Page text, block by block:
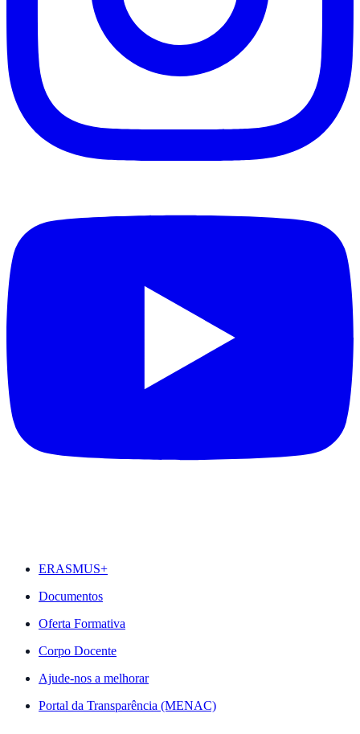
ERASMUS+
Documentos
Oferta Formativa
Corpo Docente
Ajude-nos a melhorar
Portal da Transparência (MENAC)